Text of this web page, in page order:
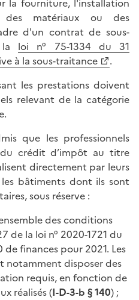
la fourniture, l'installation
des matériaux ou des
d'un contrat de sous-
loi n° 75-1334 du 31
à la sous-traitance
.
les prestations doivent
relevant de la catégorie
que les professionnels
crédit d’impôt au titre
directement par leurs
bâtiments dont ils sont
sous réserve :
des conditions
de la loi n° 2020-1721 du
finances pour 2021. Les
notamment disposer des
requis, en fonction de
réalisés (I-D-3-b § 140) ;